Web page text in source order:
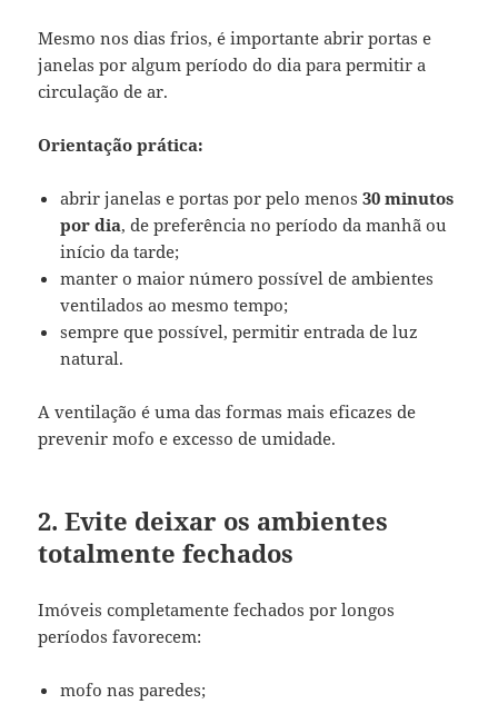
Mesmo nos dias frios, é importante abrir portas e
janelas por algum período do dia para permitir a
circulação de ar.
Orientação prática:
abrir janelas e portas por pelo menos30 minutos
por dia, de preferência no período da manhã ou
início da tarde;
manter o maior número possível de ambientes
ventilados ao mesmo tempo;
sempre que possível, permitir entrada de luz
natural.
A ventilação é uma das formas mais eficazes de
prevenir mofo e excesso de umidade.
2. Evite deixar os ambientes
totalmente fechados
Imóveis completamente fechados por longos
períodos favorecem:
mofo nas paredes;